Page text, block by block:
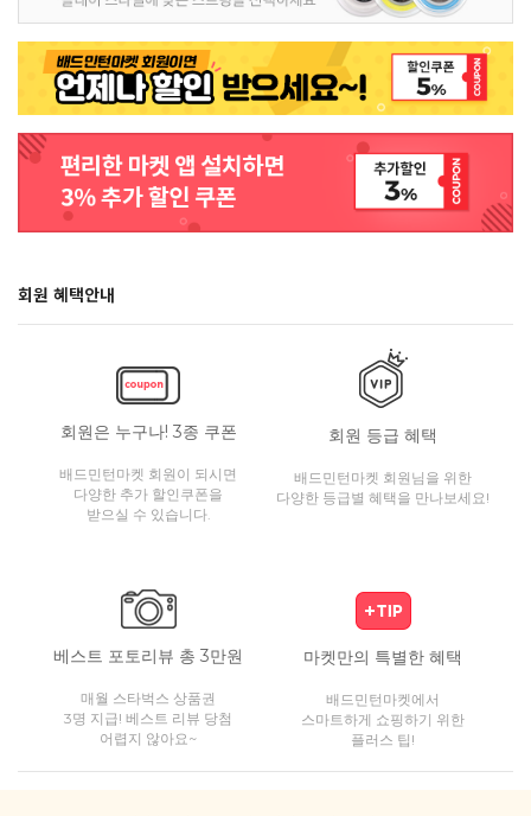
회원 혜택안내
회원은 누구나! 3종 쿠폰
배드민턴마켓 회원이 되시면
다양한 추가 할인쿠폰을
받으실 수 있습니다.
회원 등급 혜택
배드민턴마켓 회원님을 위한
다양한 등급별 혜택을 만나보세요!
베스트 포토리뷰 총 3만원
매월 스타벅스 상품권
3명 지급! 베스트 리뷰 당첨
어렵지 않아요~
마켓만의 특별한 혜택
배드민턴마켓에서
스마트하게 쇼핑하기 위한
플러스 팁!